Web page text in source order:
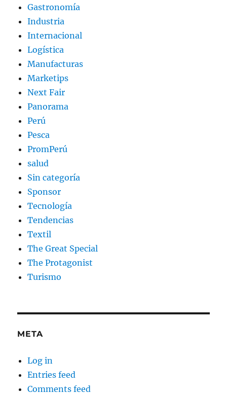
Gastronomía
Industria
Internacional
Logística
Manufacturas
Marketips
Next Fair
Panorama
Perú
Pesca
PromPerú
salud
Sin categoría
Sponsor
Tecnología
Tendencias
Textil
The Great Special
The Protagonist
Turismo
META
Log in
Entries feed
Comments feed